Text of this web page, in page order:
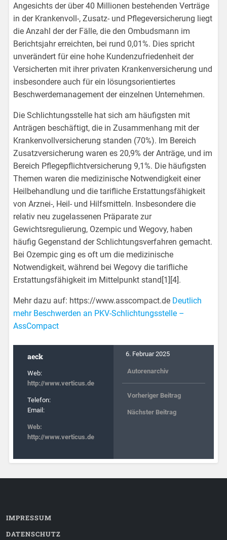
Angesichts der über 40 Millionen bestehenden Verträge
in der Krankenvoll-, Zusatz- und Pflegeversicherung liegt
die Anzahl der der Fälle, die den Ombudsmann im
Berichtsjahr erreichten, bei rund 0,01%. Dies spricht
unverändert für eine hohe Kundenzufriedenheit der
Versicherten mit ihrer privaten Krankenversicherung und
insbesondere auch für ein lösungsorientiertes
Beschwerdemanagement der einzelnen Unternehmen.
Die Schlichtungsstelle hat sich am häufigsten mit
Anträgen beschäftigt, die in Zusammenhang mit der
Krankenvollversicherung standen (70%). Im Bereich
Zusatzversicherung waren es 20,9% der Anträge, und im
Bereich Pflegepflichtversicherung 9,1%. Die häufigsten
Themen waren die medizinische Notwendigkeit einer
Heilbehandlung und die tarifliche Erstattungsfähigkeit
von Arznei-, Heil- und Hilfsmitteln. Insbesondere die
relativ neu zugelassenen Präparate zur
Gewichtsregulierung, Ozempic und Wegovy, haben
häufig Gegenstand der Schlichtungsverfahren gemacht.
Bei Ozempic ging es oft um die medizinische
Notwendigkeit, während bei Wegovy die tarifliche
Erstattungsfähigkeit im Mittelpunkt stand[1][4].
Mehr dazu auf: https://www.asscompact.de Deutlich
mehr Beschwerden an PKV-Schlichtungsstelle –
AssCompact
aeck
Web:
http://www.verticus.de
Telefon:
Email:
Web:
http://www.verticus.de
6. Februar 2025
Autorenarchiv
Vorheriger Beitrag
Nächster Beitrag
IMPRESSUM
DATENSCHUTZ